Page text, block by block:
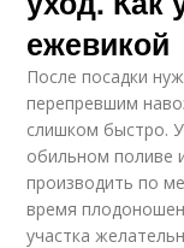
ежевикой
После посадки
перепревшим
слишком быстро.
обильном поливе
производить по
время
участка